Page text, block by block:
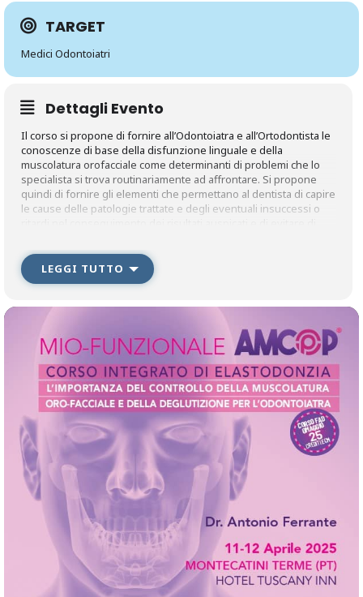
TARGET
Medici Odontoiatri
Dettagli Evento
Il corso si propone di fornire all’Odontoiatra e all’Ortodontista le
conoscenze di base della disfunzione linguale e della
muscolatura orofacciale come determinanti di problemi che lo
specialista si trova routinariamente ad affrontare. Si propone
quindi di fornire gli elementi che permettano al dentista di capire
le cause delle patologie trattate e degli eventuali insuccessi o
muscolari con cui la deglutizione si correla non solo con i danni
locali, ma anche con la produzione di neuromediatori e con il
funzionamento del sistema nervoso centrale. Il corso
prevenzione o di intercettamento anche di alcune malattie di
carattere generale che trovano nella alterazione deglutitoria un
elemento fondamentale di aggravamento.
LEGGI TUTTO